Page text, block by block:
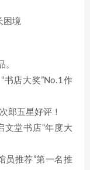
困境
。
书店大奖”No.1作
郎五星好评！
堂书店“年度大
员推荐”第一名推